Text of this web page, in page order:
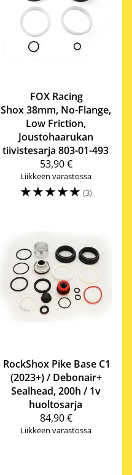
FOX Racing
Shox38mm, No-Flange,
Low Friction,
Joustohaarukan
tiivistesarja 803-01-493
53,90 €
Liikkeen varastossa
☆☆☆☆☆ (3)
RockShox Pike Base C1
(2023+) / Debonair+
Sealhead, 200h / 1v
huoltosarja
84,90 €
Liikkeen varastossa